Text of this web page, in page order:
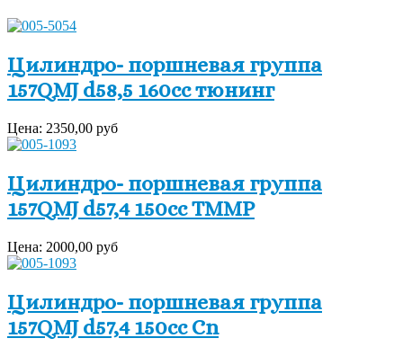
Цилиндро- поршневая группа
157QMJ d58,5 160сс тюнинг
Цена: 2350,00 руб
Цилиндро- поршневая группа
157QMJ d57,4 150сс TMMP
Цена: 2000,00 руб
Цилиндро- поршневая группа
157QMJ d57,4 150сс Cn